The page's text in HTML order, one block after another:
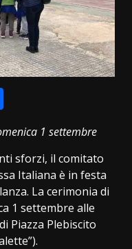
1 settembre
sforzi, il comitato
Italiana è in festa
La cerimonia di
1 settembre alle
Piazza Plebiscito